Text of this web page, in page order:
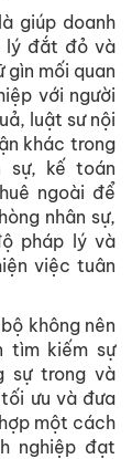
giúp doanh
lý đắt đỏ và
gìn mối quan
với người
luật sư nội
khác trong
sự, kế toán
ngoài để
nhân sự,
pháp lý và
việc tuân
không nên
tìm kiếm sự
sự trong và
ưu và đưa
một cách
nghiệp đạt